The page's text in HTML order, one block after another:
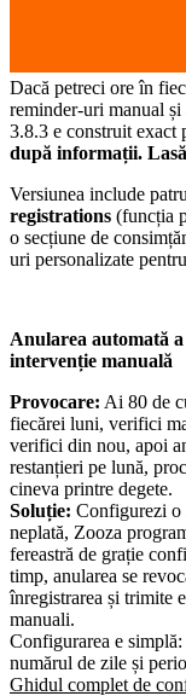
Dacă petreci ore în
reminder-uri manual
3.8.3 e construit exact
după informații.
Versiunea include
registrations (funcția
o secțiune de
uri personalizate
Anularea automată
intervenție manuală
Provocare: Ai 80 de
fiecărei luni, verifici
verifici din nou, apoi
restanțieri pe lună,
cineva printre degete.
Soluție: Configurezi o
neplată, Zooza
fereastră de grație
timp, anularea se
înregistrarea și trimite
manuali.
Configurarea e
numărul de zile și
Ghidul complet de